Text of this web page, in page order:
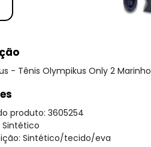
- Tênis Olympikus Only 2 Marinho
produto: 3605254
Sintético
Sintético/tecido/eva